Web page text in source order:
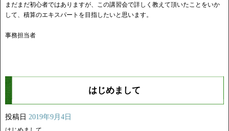
まだまだ初心者ではありますが、この講習会で詳しく教えて頂いたことをいか
して、積算のエキスパートを目指したいと思います。
事務担当者
はじめまして
投稿日 2019年9月4日